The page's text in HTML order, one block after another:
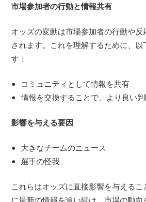
市場参加者の行動と情報共有
オッズの変動は市場参加者の行動や反
されます。これを理解するために、以
す：
コミュニティとして情報を共有
情報を交換することで、より良い
影響を与える要因
大きなチームのニュース
選手の怪我
これらはオッズに直接影響を与えるこ